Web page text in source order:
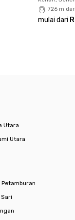
726 m
mulai dari
Utara
Utara